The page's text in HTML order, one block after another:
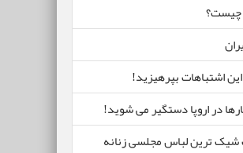
چیست؟
اشتباهات بپرهیزید!
در اروپا دستگیر می شوید!
شیک ترین لباس مجلسی زنانه